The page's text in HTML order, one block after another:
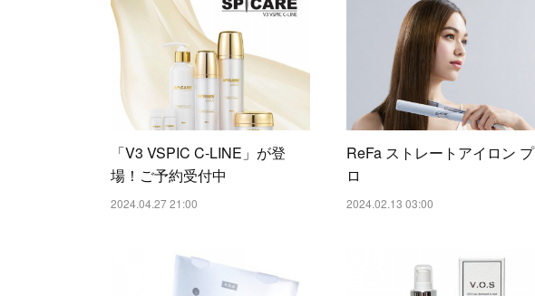
「V3 VSPIC C-LINE」が登
場！ご予約受付中
2024.04.27 21:00
ReFa ストレートアイロン プ
ロ
2024.02.13 03:00